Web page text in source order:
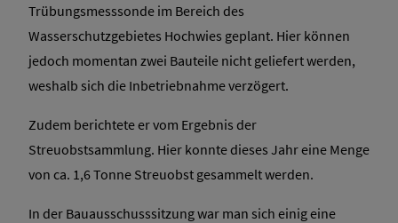
Trübungsmesssonde im Bereich des
Wasserschutzgebietes Hochwies geplant. Hier können
jedoch momentan zwei Bauteile nicht geliefert werden,
weshalb sich die Inbetriebnahme verzögert.
Zudem berichtete er vom Ergebnis der
Streuobstsammlung. Hier konnte dieses Jahr eine Menge
von ca. 1,6 Tonne Streuobst gesammelt werden.
In der Bauausschusssitzung war man sich einig eine